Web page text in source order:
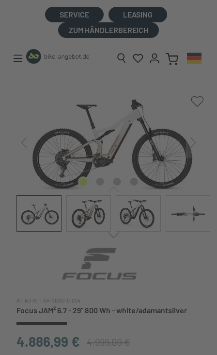
SERVICE
LEASING
ZUM HÄNDLERBEREICH
Artikel-Nr.: BA-0168910-004
Focus JAM² 6.7 - 29" 800 Wh - white/adamantsilver
4.886,99 € 4.999,00 €